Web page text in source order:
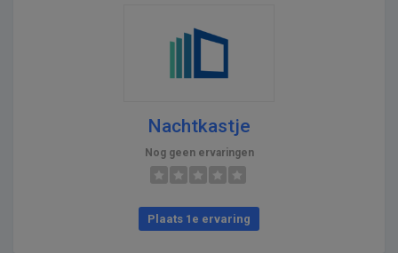
Nachtkastje
Nog geen ervaringen
Plaats 1e ervaring